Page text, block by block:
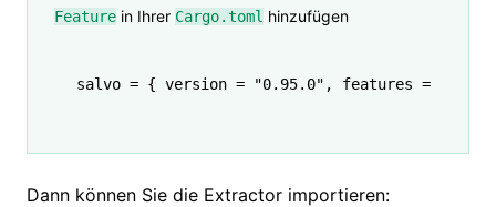
Feature in Ihrer Cargo.toml hinzufügen
salvo = { version = "0.95.0" , features =
Dann können Sie die Extractor importieren: